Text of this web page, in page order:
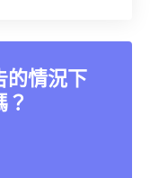
的情況下